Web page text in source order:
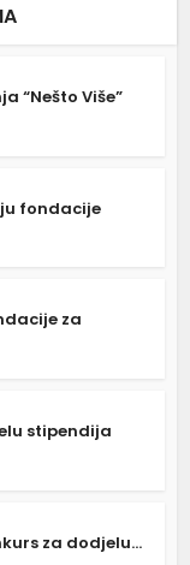
“Nešto Više”
fondacije
za
stipendija
za dodjelu...